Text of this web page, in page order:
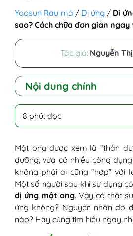
Yoosun Rau má / Dị ứng / Di
sao? Cách chữa đơn giản ngay
Tác giả: Nguyễn
Nội dung chính
II - Dị ứng mật ong là
1. Dư lượng phấn
2. Protein tự nhiên
mật ong
3. Dư lượng thuốc
hoặc kháng sinh
4. Vi sinh vật hoặc
trong mật ong
8 phút đọc
Mật ong được xem là “thần
dưỡng, vừa có nhiều công
không phải ai cũng “hợp” với
Một số người sau khi sử dụng
dị ứng mật ong. Vậy có thật
ứng không? Nguyên nhân do
nào? Hãy cùng tìm hiểu ngay